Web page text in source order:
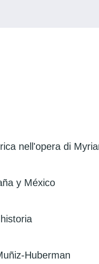
nell'opera di
y México
Huberman